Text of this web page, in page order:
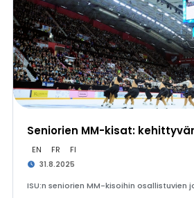
Seniorien MM-kisat:
EN FR FI
31.8.2025
ISU:n seniorien MM-kisoihin osallistuvien